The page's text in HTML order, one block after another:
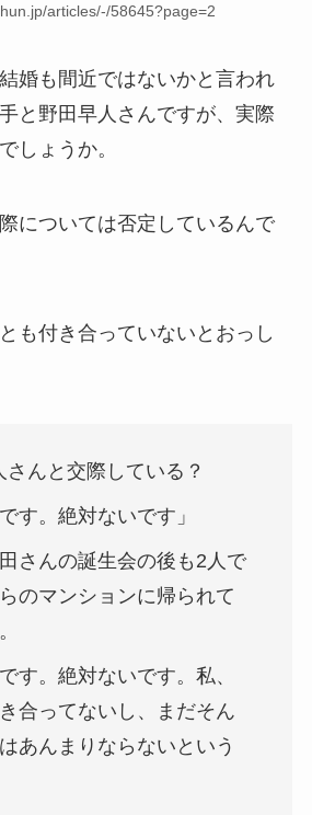
articles/-/58645?page=2
婚も間近ではないかと言われ
と野田早人さんですが、実際
しょうか。
については否定しているんで
も付き合っていないとおっし
んと交際している？
す。絶対ないです」
さんの誕生会の後も2人で
のマンションに帰られて
す。絶対ないです。私、
合ってないし、まだそん
あんまりならないという